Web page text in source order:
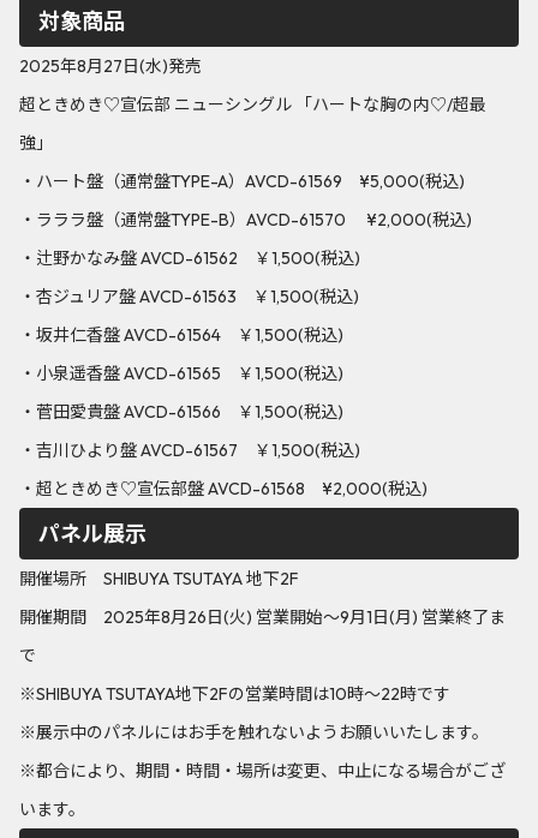
対象商品
2025年8月27日(水)発売
超ときめき♡宣伝部 ニューシングル 「ハートな胸の内♡/超最
強」
・ハート盤（通常盤TYPE-A）AVCD-61569 ¥5,000(税込)
・ラララ盤（通常盤TYPE-B）AVCD-61570 ¥2,000(税込)
・辻野かなみ盤 AVCD-61562 ￥1,500(税込)
・杏ジュリア盤 AVCD-61563 ￥1,500(税込)
・坂井仁香盤 AVCD-61564 ￥1,500(税込)
・小泉遥香盤 AVCD-61565 ￥1,500(税込)
・菅田愛貴盤 AVCD-61566 ￥1,500(税込)
・吉川ひより盤 AVCD-61567 ￥1,500(税込)
・超ときめき♡宣伝部盤 AVCD-61568 ¥2,000(税込)
パネル展示
開催場所 SHIBUYA TSUTAYA 地下2F
開催期間 2025年8月26日(火) 営業開始～9月1日(月) 営業終了ま
で
※SHIBUYA TSUTAYA地下2Fの営業時間は10時～22時です
※展示中のパネルにはお手を触れないようお願いいたします。
※都合により、期間・時間・場所は変更、中止になる場合がござ
います。